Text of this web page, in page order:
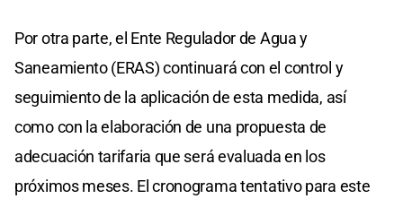
Por otra parte, el Ente Regulador de Agua y
Saneamiento (ERAS) continuará con el control y
seguimiento de la aplicación de esta medida, así
como con la elaboración de una propuesta de
adecuación tarifaria que será evaluada en los
próximos meses. El cronograma tentativo para este